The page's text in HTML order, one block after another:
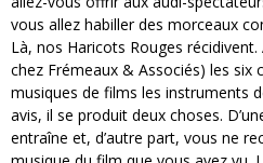
vous allez habiller des morceaux
Là, nos Haricots Rouges récidivent.
chez Frémeaux & Associés) les six
musiques de films les instruments
avis, il se produit deux choses.
entraîne et, d’autre part, vous ne